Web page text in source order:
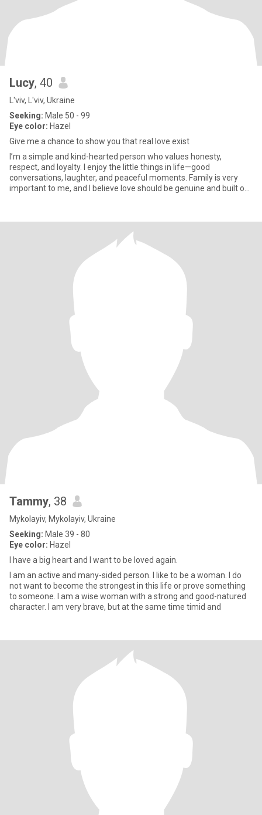
Lucy, 40
L'viv, L'viv, Ukraine
Seeking: Male 50 - 99
Eye color: Hazel
Give me a chance to show you that real love exist
I’m a simple and kind-hearted person who values honesty,
respect, and loyalty. I enjoy the little things in life—good
conversations, laughter, and peaceful moments. Family is very
important to me, and I believe love should be genuine and built on
Tammy, 38
Mykolayiv, Mykolayiv, Ukraine
Seeking: Male 39 - 80
Eye color: Hazel
I have a big heart and I want to be loved again.
I am an active and many-sided person. I like to be a woman. I do
not want to become the strongest in this life or prove something
to someone. I am a wise woman with a strong and good-natured
character. I am very brave, but at the same time timid and